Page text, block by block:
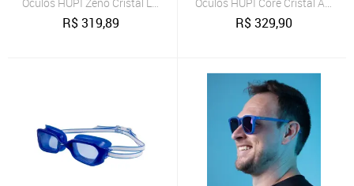
R$319,89 R$329,90